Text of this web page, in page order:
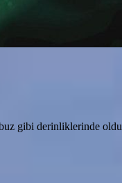
buz gibi derinliklerinde